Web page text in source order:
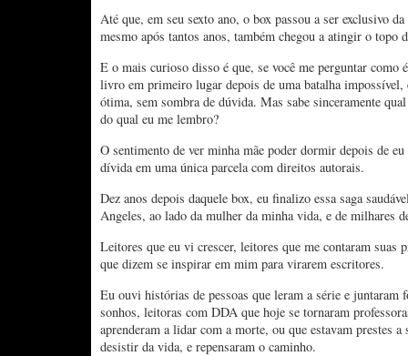
Até que, em seu sexto ano, o box passou a ser exclusivo
mesmo após tantos anos, também chegou a atingir o topo
E o mais curioso disso é que, se você me perguntar como
livro em primeiro lugar depois de uma batalha impossível,
ótima, sem sombra de dúvida. Mas sabe sinceramente
do qual eu me lembro?
O sentimento de ver minha mãe poder dormir depois de
dívida em uma única parcela com direitos autorais.
Dez anos depois daquele box, eu finalizo essa saga
Angeles, ao lado da mulher da minha vida, e de milhares
Leitores que eu vi crescer, leitores que me contaram suas
que dizem se inspirar em mim para virarem escritores.
Eu ouvi histórias de pessoas que leram a série e juntaram
sonhos, leitoras com DDA que hoje se tornaram
aprenderam a lidar com a morte, ou que estavam prestes a
desistir da vida, e repensaram o caminho.